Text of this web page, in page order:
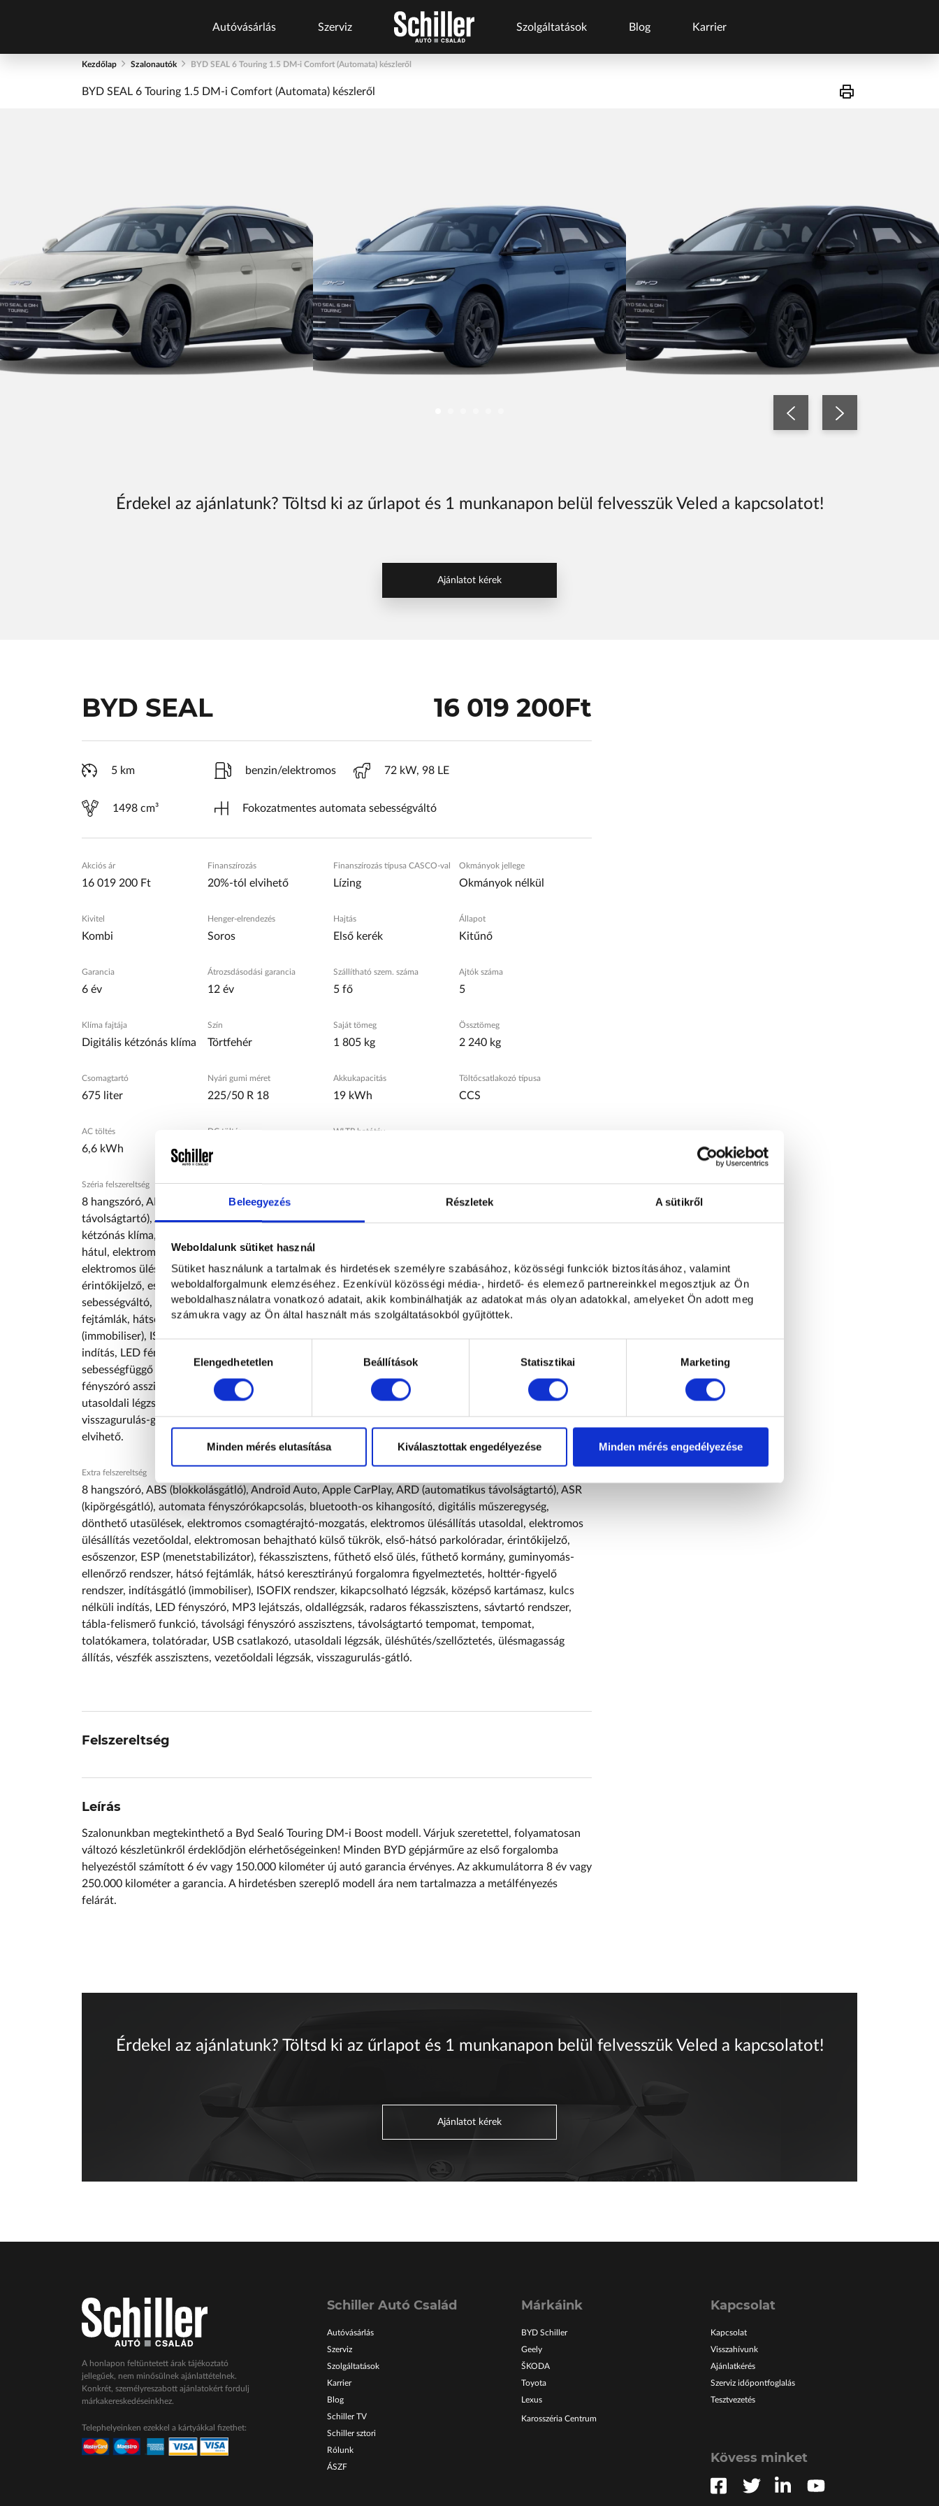
Beleegyezés Részletek A sütikről
Weboldalunk sütiket használ
Sütiket használunk a tartalmak és hirdetések személyre szabásához, közösségi funkciók biztosításához, valamint
weboldalforgalmunk elemzéséhez. Ezenkívül közösségi média-, hirdető- és elemező partnereinkkel megosztjuk az Ön
weboldalhasználatra vonatkozó adatait, akik kombinálhatják az adatokat más olyan adatokkal, amelyeket Ön adott meg
számukra vagy az Ön által használt más szolgáltatásokból gyűjtöttek.
kiválasztásaElengedhetetlen Beállítások Statisztikai Marketing
Minden mérés elutasítása Kiválasztottak engedélyezése Minden mérés engedélyezése
Autóvásárlás
Toyota Schiller
Szerviz
szolgáltatások
Karosszéria
Kulcsautomata
Lexus Pest
Seat Schiller
ŠKODA Schiller
Tesla Approved
Body Shop
Toyota Schiller
VW
Szolgáltatások
Szerviz
cserejárművek
Szerviz
Tartós bérlet
Tesla Approved
Body Shop
Blog Karrier
Kezdőlap Szalonautók BYD SEAL 6 Touring 1.5 DM-i Comfort (Automata) készleről
BYD SEAL 6 Touring 1.5 DM-i Comfort (Automata) készleről
Érdekel az ajánlatunk? Töltsd ki az űrlapot és 1 munkanapon belül felvesszük Veled a kapcsolatot!
Ajánlatot kérek
BYD SEAL 16 019 200Ft
5 km benzin/elektromos 72 kW, 98 LE
1498 cm³ Fokozatmentes automata sebességváltó
Akciós ár
16 019 200 Ft
Finanszírozás
20%-tól elvihető
Finanszírozás típusa CASCO-val
Lízing
Okmányok jellege
Okmányok nélkül
Kivitel
Kombi
Henger-elrendezés
Soros
Hajtás
Első kerék
Állapot
Kitűnő
Garancia
6 év
Átrozsdásodási garancia
12 év
Szállítható szem. száma
5 fő
Ajtók száma
5
Klíma fajtája
Digitális kétzónás klíma
Szín
Törtfehér
Saját tömeg
1 805 kg
Össztömeg
2 240 kg
Csomagtartó
675 liter
Nyári gumi méret
225/50 R 18
Akkukapacitás
19 kWh
Töltőcsatlakozó típusa
CCS
AC töltés
6,6 kWh
DC töltés WLTP hatótáv
Széria felszereltség
8 hangszóró, ABS (blokkolásgátló), állítható kormány, Android Auto, Apple CarPlay, ARD (automatikus
távolságtartó), ASR (kipörgésgátló), automata fényszórókapcsolás, bluetooth-os kihangosító, digitális
kétzónás klíma, digitális műszeregység, dönthető utasülések, elektromos ablak elöl, elektromos ablak
hátul, elektromos csomagtérajtó-mozgatás, elektromos tükör, elektromos ülésállítás utasoldal,
elektromos ülésállítás vezetőoldal, elektromosan behajtható külső tükrök, első-hátsó parkolóradar,
érintőkijelző, esőszenzor, ESP (menetstabilizátor), fékasszisztens, fokozatmentes automata
sebességváltó, fűthető első ülés, fűthető kormány, fűthető tükör, guminyomás-ellenőrző rendszer, hátsó
fejtámlák, hátsó keresztirányú forgalomra figyelmeztetés, holttér-figyelő rendszer, indításgátló
(immobiliser), ISOFIX rendszer, kikapcsolható légzsák, könnyűfém felni, középső kartámasz, kulcs nélküli
indítás, LED fényszóró, MP3 lejátszás, oldallégzsák, radaros fékasszisztens, riasztó, sávtartó rendszer,
sebességfüggő szervokormány, szervokormány, színezett üveg, tábla-felismerő funkció, távolsági
fényszóró asszisztens, távolságtartó tempomat, tempomat, tolatókamera, tolatóradar, USB csatlakozó,
utasoldali légzsák, üléshűtés/szellőztetés, ülésmagasság állítás, vészfék asszisztens, vezetőoldali légzsák,
visszagurulás-gátló, ÁFA visszaigényelhető, autóbeszámítás lehetséges, garanciális, rendelhető, 20%-tól
elvihető.
Extra felszereltség
8 hangszóró, ABS (blokkolásgátló), Android Auto, Apple CarPlay, ARD (automatikus távolságtartó), ASR
(kipörgésgátló), automata fényszórókapcsolás, bluetooth-os kihangosító, digitális műszeregység,
dönthető utasülések, elektromos csomagtérajtó-mozgatás, elektromos ülésállítás utasoldal, elektromos
ülésállítás vezetőoldal, elektromosan behajtható külső tükrök, első-hátsó parkolóradar, érintőkijelző,
esőszenzor, ESP (menetstabilizátor), fékasszisztens, fűthető első ülés, fűthető kormány, guminyomás-
ellenőrző rendszer, hátsó fejtámlák, hátsó keresztirányú forgalomra figyelmeztetés, holttér-figyelő
rendszer, indításgátló (immobiliser), ISOFIX rendszer, kikapcsolható légzsák, középső kartámasz, kulcs
nélküli indítás, LED fényszóró, MP3 lejátszás, oldallégzsák, radaros fékasszisztens, sávtartó rendszer,
tábla-felismerő funkció, távolsági fényszóró asszisztens, távolságtartó tempomat, tempomat,
tolatókamera, tolatóradar, USB csatlakozó, utasoldali légzsák, üléshűtés/szellőztetés, ülésmagasság
állítás, vészfék asszisztens, vezetőoldali légzsák, visszagurulás-gátló.
Felszereltség
Leírás
Szalonunkban megtekinthető a Byd Seal6 Touring DM-i Boost modell. Várjuk szeretettel, folyamatosan
változó készletünkről érdeklődjön elérhetőségeinken! Minden BYD gépjárműre az első forgalomba
helyezéstől számított 6 év vagy 150.000 kilométer új autó garancia érvényes. Az akkumulátorra 8 év vagy
250.000 kilométer a garancia. A hirdetésben szereplő modell ára nem tartalmazza a metálfényezés
felárát.
Érdekel az ajánlatunk? Töltsd ki az űrlapot és 1 munkanapon belül felvesszük Veled a kapcsolatot!
Ajánlatot kérek
A honlapon feltüntetett árak tájékoztató
jellegűek, nem minősülnek ajánlattételnek.
Konkrét, személyreszabott ajánlatokért fordulj
márkakereskedéseinkhez.
Telephelyeinken ezekkel a kártyákkal fizethet:
Schiller Autó Család
Autóvásárlás
Szerviz
Szolgáltatások
Karrier
Blog
Schiller TV
Schiller sztori
Rólunk
ÁSZF
Márkáink
BYD Schiller
Geely
ŠKODA
Toyota
Lexus
Karosszéria Centrum
Kapcsolat
Kapcsolat
Visszahívunk
Ajánlatkérés
Szerviz időpontfoglalás
Tesztvezetés
Kövess minket